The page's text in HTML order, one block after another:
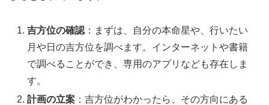
吉方位の確認 ：まずは、自分の本命星や、行いたい
月や日の吉方位を調べます。インターネットや書籍
で調べることができ、専用のアプリなども存在しま
す。
計画の立案 ：吉方位がわかったら、その方向にある